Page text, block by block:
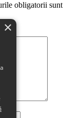
obligatorii sunt
×